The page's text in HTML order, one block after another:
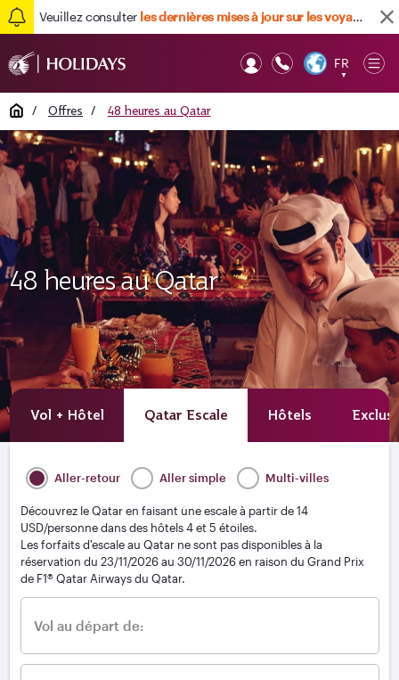
Veuillez consulter les dernières mises à jour sur les voyages ici
FR
▼
Home / Offres / 48 heures au Qatar
48 heures au Qatar
Vol + Hôtel Qatar Escale Hôtels
Aller-retour Aller simple Multi-villes
Découvrez le Qatar en faisant une escale à partir de 14
USD/personne dans des hôtels 4 et 5 étoiles.
Les forfaits d'escale au Qatar ne sont pas disponibles à la
réservation du 23/11/2026 au 30/11/2026 en raison du Grand Prix
de F1® Qatar Airways du Qatar.
Vol au départ de: